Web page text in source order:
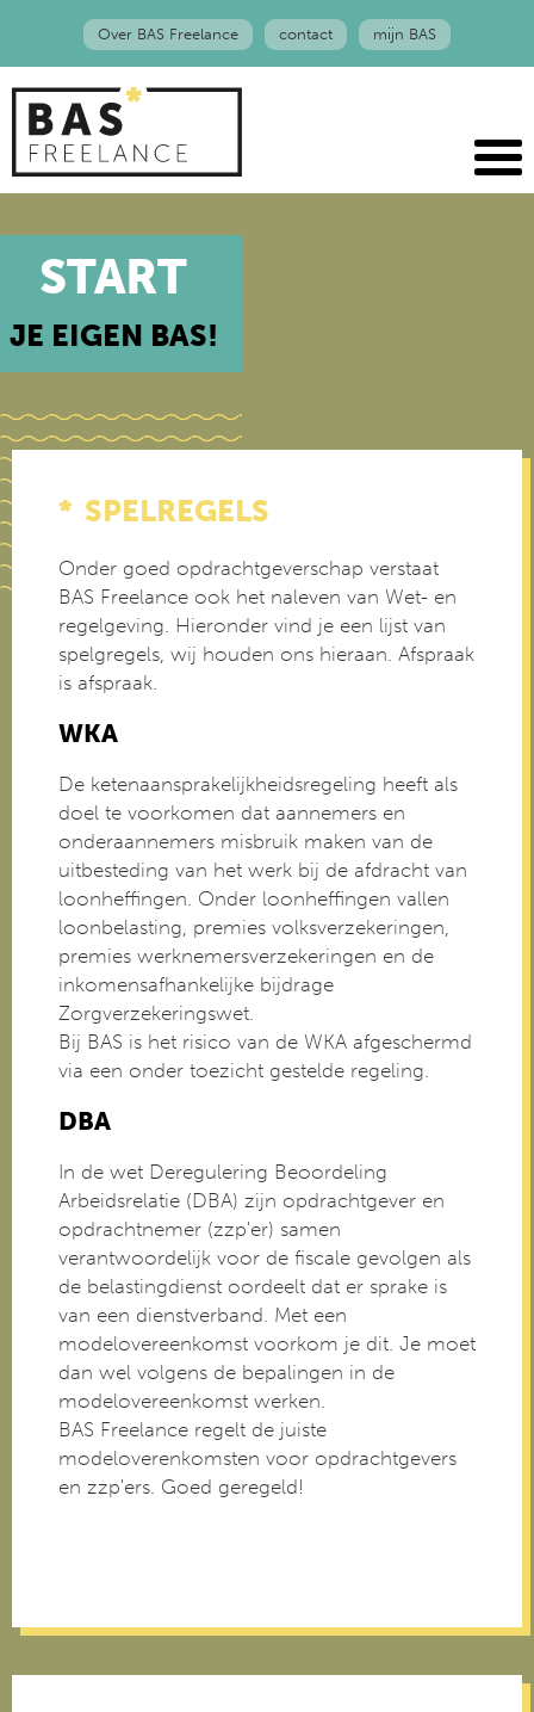
Over BAS Freelance contact mijn BAS
START
JE EIGEN BAS!
SPELREGELS
Onder goed opdrachtgeverschap verstaat
BAS Freelance ook het naleven van Wet- en
regelgeving. Hieronder vind je een lijst van
spelgregels, wij houden ons hieraan. Afspraak
is afspraak.
WKA
De ketenaansprakelijkheidsregeling heeft als
doel te voorkomen dat aannemers en
onderaannemers misbruik maken van de
uitbesteding van het werk bij de afdracht van
loonheffingen. Onder loonheffingen vallen
loonbelasting, premies volksverzekeringen,
premies werknemersverzekeringen en de
inkomensafhankelijke bijdrage
Zorgverzekeringswet.
Bij BAS is het risico van de WKA afgeschermd
via een onder toezicht gestelde regeling.
DBA
In de wet Deregulering Beoordeling
Arbeidsrelatie (DBA) zijn opdrachtgever en
opdrachtnemer (zzp'er) samen
verantwoordelijk voor de fiscale gevolgen als
de belastingdienst oordeelt dat er sprake is
van een dienstverband. Met een
modelovereenkomst voorkom je dit. Je moet
dan wel volgens de bepalingen in de
modelovereenkomst werken.
BAS Freelance regelt de juiste
modeloverenkomsten voor opdrachtgevers
en zzp'ers. Goed geregeld!